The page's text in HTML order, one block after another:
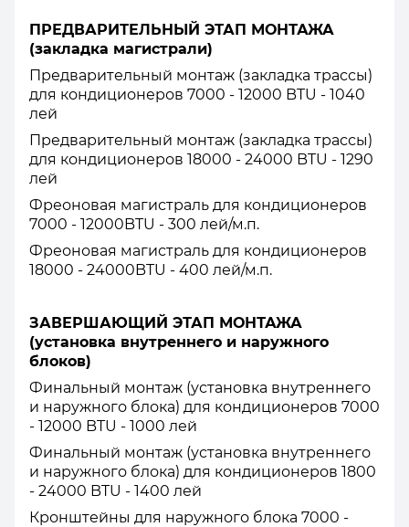
ПРЕДВАРИТЕЛЬНЫЙ ЭТАП МОНТАЖА
(закладка магистрали)
Предварительный монтаж (закладка трассы)
для кондиционеров 7000 - 12000 BTU - 1040
лей
Предварительный монтаж (закладка трассы)
для кондиционеров 18000 - 24000 BTU - 1290
лей
Фреоновая магистраль для кондиционеров
7000 - 12000BTU - 300 лей/м.п.
Фреоновая магистраль для кондиционеров
18000 - 24000BTU - 400 лей/м.п.
ЗАВЕРШАЮЩИЙ ЭТАП МОНТАЖА
(установка внутреннего и наружного
блоков)
Финальный монтаж (установка внутреннего
и наружного блока) для кондиционеров 7000
- 12000 BTU - 1000 лей
Финальный монтаж (установка внутреннего
и наружного блока) для кондиционеров 1800
- 24000 BTU - 1400 лей
Кронштейны для наружного блока 7000 -